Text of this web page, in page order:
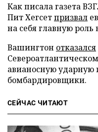
Как писала газета
Пит Хегсетпризвал
на себя главную
Вашингтон отказался
авианосную ударную
бомбардировщики.
СЕЙЧАС ЧИТАЮТ